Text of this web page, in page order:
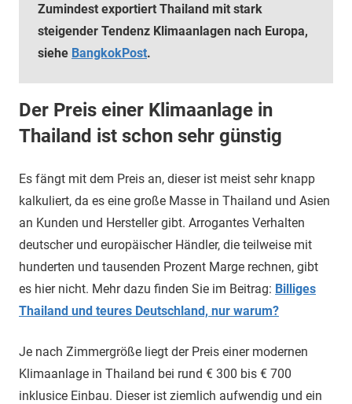
Zumindest exportiert Thailand mit stark
steigender Tendenz Klimaanlagen nach Europa,
siehe BangkokPost.
Der Preis einer Klimaanlage in
Thailand ist schon sehr günstig
Es fängt mit dem Preis an, dieser ist meist sehr knapp
kalkuliert, da es eine große Masse in Thailand und Asien
an Kunden und Hersteller gibt. Arrogantes Verhalten
deutscher und europäischer Händler, die teilweise mit
hunderten und tausenden Prozent Marge rechnen, gibt
es hier nicht. Mehr dazu finden Sie im Beitrag: Billiges
Thailand und teures Deutschland, nur warum?
Je nach Zimmergröße liegt der Preis einer modernen
Klimaanlage in Thailand bei rund € 300 bis € 700
inklusice Einbau. Dieser ist ziemlich aufwendig und ein